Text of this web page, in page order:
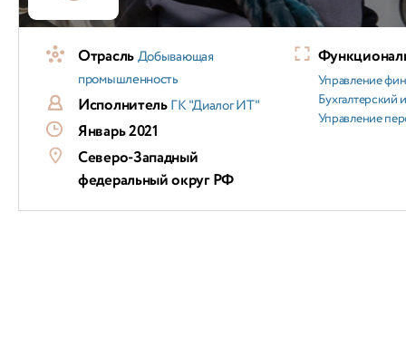
ОтрасльДобывающая
промышленность
ИсполнительГК "Диалог ИТ"
Январь 2021
Северо-Западный
федеральный округ РФ
Управление
Бухгалтерский
Управление